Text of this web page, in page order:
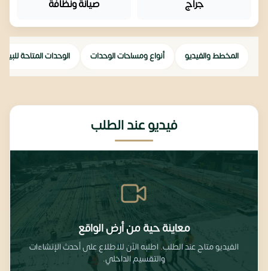
جراج صيانة ونظافة
المخطط والفيديو أنواع ومساحات الوحدات الوحدات المتاحة للبيع
فيديو عند الطلب
معاينة حية من أرض الواقع
الفيديو متاح عند الطلب. اطلبه الآن للاطلاع على أحدث الإنشاءات
والتقسيم الداخلي.